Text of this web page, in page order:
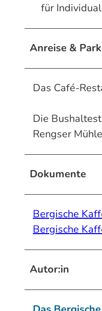
für
Anreise &
Das Café-
Die
Rengser
Dokumente
Bergische
Bergische
Autor:in